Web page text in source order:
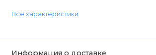
Все характеристики
Информация о доставке